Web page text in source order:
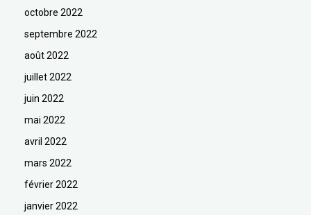
octobre 2022
septembre 2022
août 2022
juillet 2022
juin 2022
mai 2022
avril 2022
mars 2022
février 2022
janvier 2022